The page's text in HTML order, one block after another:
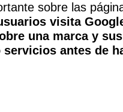
sobre las
visita
una marca y sus
antes de